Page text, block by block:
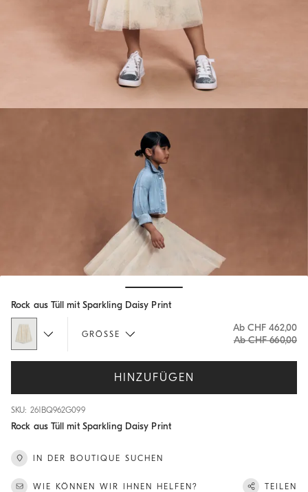
Rock aus Tüll mit Sparkling Daisy Print
GRÖSSE
Ab CHF 462,00
Ab CHF 660,00
HINZUFÜGEN
SKU: 261BQ962G099
Rock aus Tüll mit Sparkling Daisy Print
IN DER BOUTIQUE SUCHEN
WIE KÖNNEN WIR IHNEN HELFEN? TEILEN